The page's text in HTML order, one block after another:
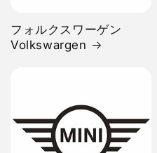
フォルクスワーゲン
Volkswargen